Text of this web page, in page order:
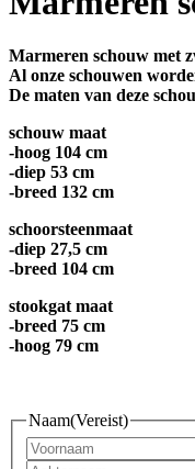
Marmeren schouw met
Al onze schouwen
De maten van deze
schouw maat
-hoog 104 cm
-diep 53 cm
-breed 132 cm
schoorsteenmaat
-diep 27,5 cm
-breed 104 cm
stookgat maat
-breed 75 cm
-hoog 79 cm
Naam(Vereist)